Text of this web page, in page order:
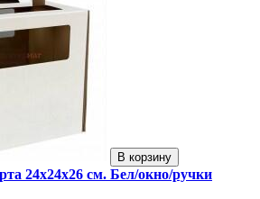
В корзину
24х24х26 см. Бел/окно/ручки